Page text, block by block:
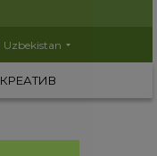
Uzbekistan
КРЕАТИВ